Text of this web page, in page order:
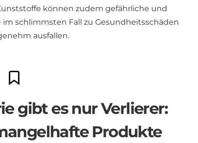
können zudem gefährliche und
schlimmsten Fall zu Gesundheitsschäden
ausfallen.
gibt es nur Verlierer:
Produkte